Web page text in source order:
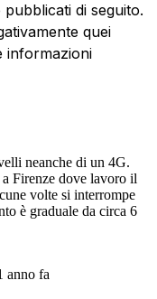
di seguito.
quei
informazioni